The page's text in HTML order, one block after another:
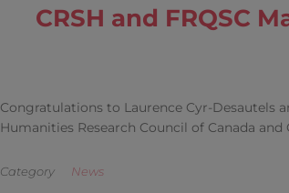
CRSH and FRQSC
Congratulations to Laurence Cyr-Desautels
Humanities Research Council of Canada
Category News